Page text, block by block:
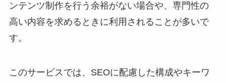
ンテンツ制作を行う余裕がない場合や、専門性の
高い内容を求めるときに利用されることが多いで
す。
このサービスでは、SEOに配慮した構成やキーワ